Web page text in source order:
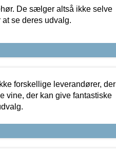
De sælger altså ikke selve
se deres udvalg.
forskellige leverandører, der
vine, der kan give fantastiske